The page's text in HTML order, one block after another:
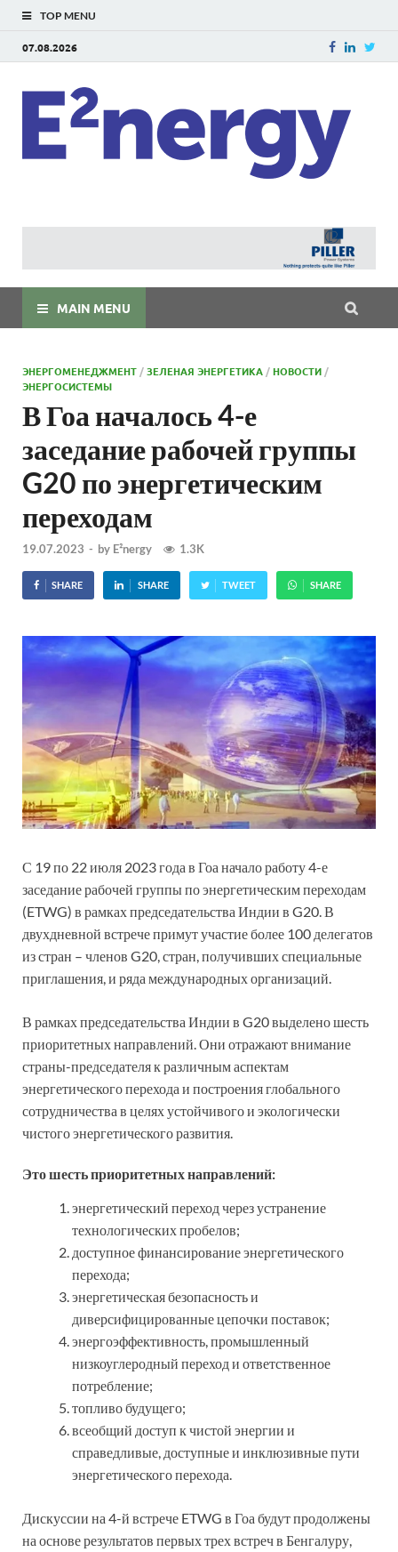
TOP MENU
07.08.2026
MAIN MENU
ЭНЕРГОМЕНЕДЖМЕНТ /ЗЕЛЕНАЯ ЭНЕРГЕТИКА /НОВОСТИ /
ЭНЕРГОСИСТЕМЫ
В Гоа началось 4-е
заседание рабочей группы
G20 по энергетическим
переходам
19.07.2023 - by E²nergy 1.3K
SHARE SHARE TWEET SHARE
С 19 по 22 июля 2023 года в Гоа начало работу 4-е
заседание рабочей группы по энергетическим переходам
(ETWG) в рамках председательства Индии в G20. В
двухдневной встрече примут участие более 100 делегатов
из стран – членов G20, стран, получивших специальные
приглашения, и ряда международных организаций.
В рамках председательства Индии в G20 выделено шесть
приоритетных направлений. Они отражают внимание
страны-председателя к различным аспектам
энергетического перехода и построения глобального
сотрудничества в целях устойчивого и экологически
чистого энергетического развития.
Это шесть приоритетных направлений:
энергетический переход через устранение
технологических пробелов;
доступное финансирование энергетического
перехода;
энергетическая безопасность и
диверсифицированные цепочки поставок;
энергоэффективность, промышленный
низкоуглеродный переход и ответственное
потребление;
топливо будущего;
всеобщий доступ к чистой энергии и
справедливые, доступные и инклюзивные пути
энергетического перехода.
Дискуссии на 4-й встрече ETWG в Гоа будут продолжены
на основе результатов первых трех встреч в Бенгалуру,